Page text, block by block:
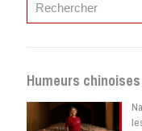
Humeurs chinoises